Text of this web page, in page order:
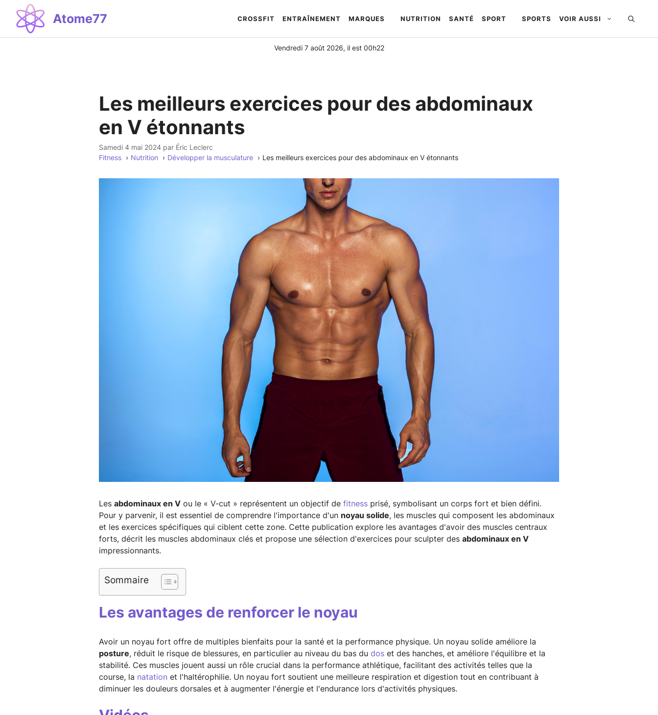
contenu
Atome77 CROSSFIT ENTRAÎNEMENT MARQUES NUTRITION SANTÉ SPORT SPORTS
Automatically
Hierarchic
2.1.0
Author:
Au
Docs:
https://atakanau.blogspot.com/2021/01/automatic-
plugin.html
Active
Theme:
GeneratePress
Child
(template)
|
Parent
Theme:
GeneratePress
(generatepress)
VOIR AUSSI
Vendredi 7 août 2026, il est 00h22
Les meilleurs exercices pour des abdominaux
en V étonnants
samedi 4 mai 2024 par Éric Leclerc
Fitness Nutrition Développer la musculature Les meilleurs exercices pour des abdominaux en V étonnants
Les abdominaux en V ou le « V-cut » représentent un objectif de fitness prisé, symbolisant un corps fort et bien défini.
Pour y parvenir, il est essentiel de comprendre l'importance d'un noyau solide, les muscles qui composent les abdominaux
et les exercices spécifiques qui ciblent cette zone. Cette publication explore les avantages d'avoir des muscles centraux
forts, décrit les muscles abdominaux clés et propose une sélection d'exercices pour sculpter des abdominaux en V
impressionnants.
Sommaire
Les avantages de renforcer le noyau
Avoir un noyau fort offre de multiples bienfaits pour la santé et la performance physique. Un noyau solide améliore la
posture, réduit le risque de blessures, en particulier au niveau du bas du dos et des hanches, et améliore l'équilibre et la
stabilité. Ces muscles jouent aussi un rôle crucial dans la performance athlétique, facilitant des activités telles que la
course, la natation et l'haltérophilie. Un noyau fort soutient une meilleure respiration et digestion tout en contribuant à
diminuer les douleurs dorsales et à augmenter l'énergie et l'endurance lors d'activités physiques.